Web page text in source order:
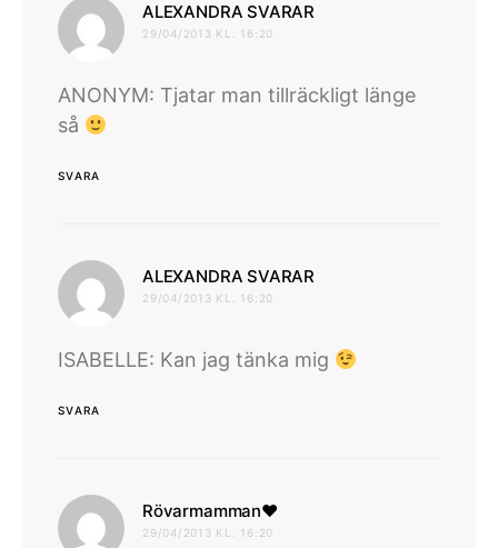
ALEXANDRA SVARAR
29/04/2013 KL. 16:20
ANONYM: Tjatar man tillräckligt länge
så
SVARA
ALEXANDRA SVARAR
29/04/2013 KL. 16:20
ISABELLE: Kan jag tänka mig
SVARA
Rövarmamman♥
29/04/2013 KL. 16:20